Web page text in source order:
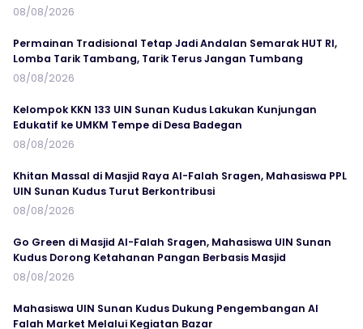
08/08/2026
Permainan Tradisional Tetap Jadi Andalan Semarak HUT RI,
Lomba Tarik Tambang, Tarik Terus Jangan Tumbang
08/08/2026
Kelompok KKN 133 UIN Sunan Kudus Lakukan Kunjungan
Edukatif ke UMKM Tempe di Desa Badegan
08/08/2026
Khitan Massal di Masjid Raya Al-Falah Sragen, Mahasiswa PPL
UIN Sunan Kudus Turut Berkontribusi
08/08/2026
Go Green di Masjid Al-Falah Sragen, Mahasiswa UIN Sunan
Kudus Dorong Ketahanan Pangan Berbasis Masjid
08/08/2026
Mahasiswa UIN Sunan Kudus Dukung Pengembangan Al
Falah Market Melalui Kegiatan Bazar